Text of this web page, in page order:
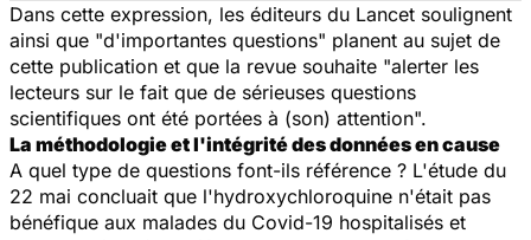
Dans cette expression, les éditeurs du Lancet soulignent
ainsi que "d'importantes questions" planent au sujet de
cette publication et que la revue souhaite "alerter les
lecteurs sur le fait que de sérieuses questions
scientifiques ont été portées à (son) attention".
La méthodologie et l'intégrité des données en cause
A quel type de questions font-ils référence ? L'étude du
22 mai concluait que l'hydroxychloroquine n'était pas
bénéfique aux malades du Covid-19 hospitalisés et